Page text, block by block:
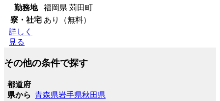
勤務地
福岡県 苅田町
寮・社宅 あり（無料）
詳しく
見る
その他の条件で探す
都道府
県から 青森県岩手県秋田県